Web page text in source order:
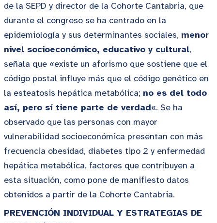
de la SEPD y director de la Cohorte Cantabria, que
durante el congreso se ha centrado en la
epidemiología y sus determinantes sociales, menor
nivel socioeconómico, educativo y cultural,
señala que «existe un aforismo que sostiene que el
código postal influye más que el código genético en
la esteatosis hepática metabólica; no es del todo
así, pero sí tiene parte de verdad«. Se ha
observado que las personas con mayor
vulnerabilidad socioeconómica presentan con más
frecuencia obesidad, diabetes tipo 2 y enfermedad
hepática metabólica, factores que contribuyen a
esta situación, como pone de manifiesto datos
obtenidos a partir de la Cohorte Cantabria.
PREVENCIÓN INDIVIDUAL Y ESTRATEGIAS DE